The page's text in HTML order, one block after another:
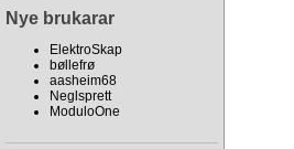
Nye brukarar
ElektroSkap
bøllefrø
aasheim68
Neglsprett
ModuloOne